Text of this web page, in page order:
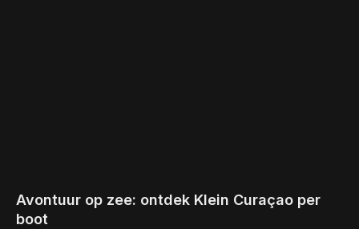
Avontuur op zee: ontdek Klein Curaçao per
boot